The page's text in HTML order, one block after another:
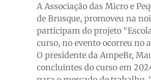
A Associação das Micro e
de Brusque, promoveu na
participam do projeto
curso, no evento ocorreu no
O presidente da AmpeBr,
concluintes do curso em